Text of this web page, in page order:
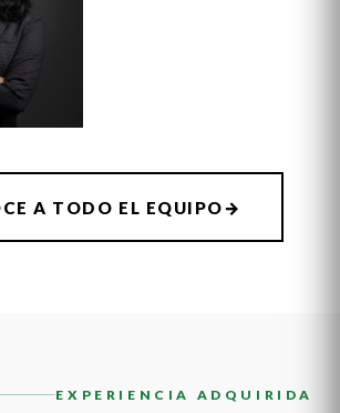
A TODO EL EQUIPO→
EXPERIENCIA ADQUIRIDA